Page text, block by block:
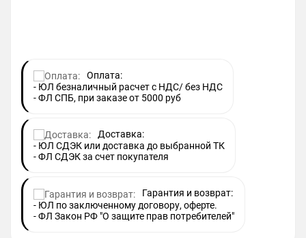
Оплата:
- ЮЛ безналичный расчет с НДС/ без НДС
- ФЛ СПБ, при заказе от 5000 руб
Доставка:
- ЮЛ СДЭК или доставка до выбранной ТК
- ФЛ СДЭК за счет покупателя
Гарантия и возврат:
- ЮЛ по заключенному договору, оферте.
- ФЛ Закон РФ "О защите прав потребителей"